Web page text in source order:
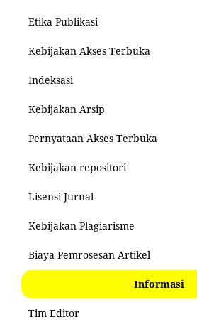
Etika Publikasi
Kebijakan Akses Terbuka
Indeksasi
Kebijakan Arsip
Pernyataan Akses Terbuka
Kebijakan repositori
Lisensi Jurnal
Kebijakan Plagiarisme
Biaya Pemrosesan Artikel
Informasi
Tim Editor